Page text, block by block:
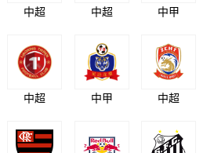
中超 中超 中甲
中超 中甲 中超